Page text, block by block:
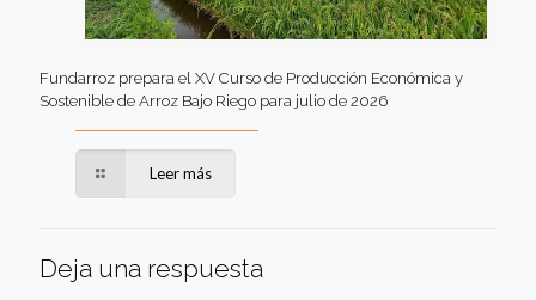
Fundarroz prepara el XV Curso de Producción Económica y
Sostenible de Arroz Bajo Riego para julio de 2026
Leer más
Deja una respuesta